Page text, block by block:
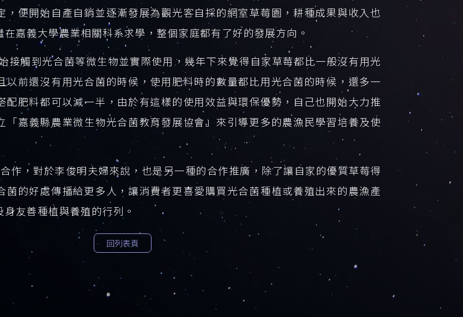
，便開始自產自銷並逐漸發展為觀光客自採的網室草莓園，耕種成果與收入也
嘉義大學農業相關科系求學，整個家庭都有了好的發展方向。
接觸到光合菌等微生物並實際使用，幾年下來覺得自家草莓都比一般沒有用光
以前還沒有用光合菌的時候，使用肥料時的數量都比用光合菌的時候，還多一
配肥料都可以減一半，由於有這樣的使用效益與環保優勢，自己也開始大力推
「嘉義縣農業微生物光合菌教育發展協會」來引導更多的農漁民學習培養及使
作，對於李俊明夫婦來說，也是另一種的合作推廣，除了讓自家的優質草莓得
菌的好處傳播給更多人，讓消費者更喜愛購買光合菌種植或養殖出來的農漁產
友善種植與養殖的行列。
回列表頁